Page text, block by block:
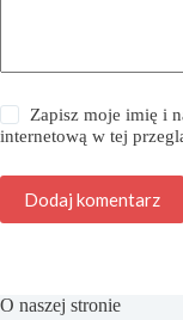
Zapisz moje imię i
internetową w tej
Dodaj komentarz
O naszej stronie